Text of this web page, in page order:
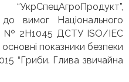
до вимог Національного
№ 2Н1045 ДСТУ ISO/IEC
показники безпеки
“Гриби. Глива звичайна